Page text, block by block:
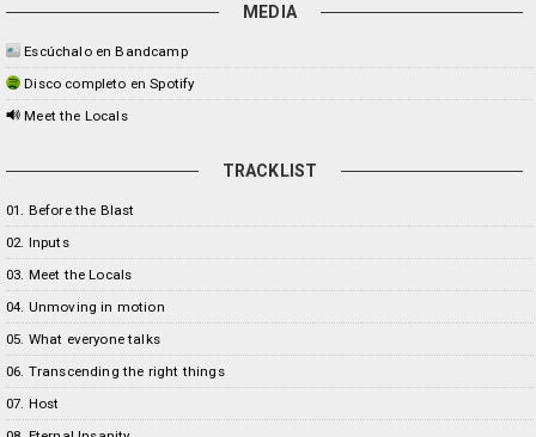
MEDIA
Escúchalo en Bandcamp
Disco completo en Spotify
Meet the Locals
TRACKLIST
01. Before the Blast
02. Inputs
03. Meet the Locals
04. Unmoving in motion
05. What everyone talks
06. Transcending the right things
07. Host